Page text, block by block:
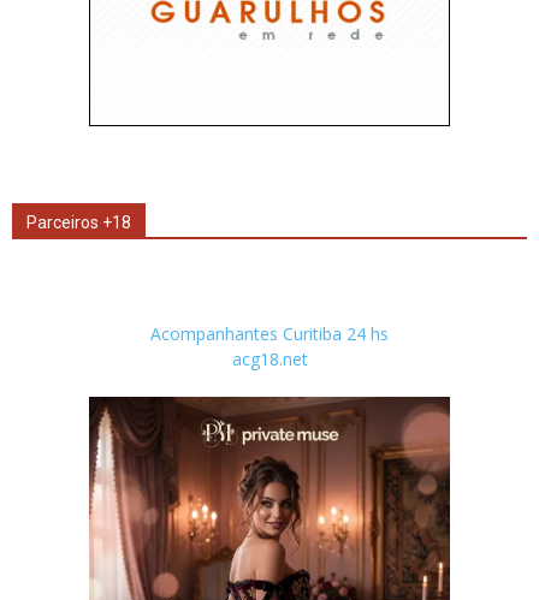
Parceiros +18
Acompanhantes Curitiba 24 hs
acg18.net